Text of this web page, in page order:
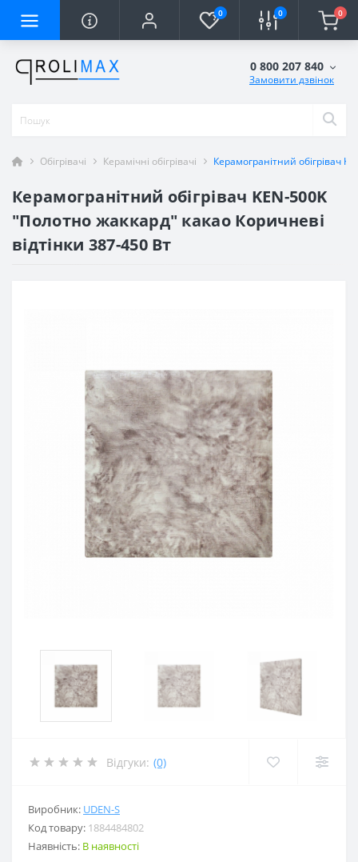
0 0 0
0 800 207 840
Замовити дзвінок
Обігрівачі Керамічні обігрівачі Керамогранітний обігрівач
Керамогранітний обігрівач KEN-500K
"Полотно жаккард" какао Коричневі
відтінки 387-450 Вт
Відгуки: (0)
Виробник: UDEN-S
Код товару: 1884484802
Наявність: В наявності